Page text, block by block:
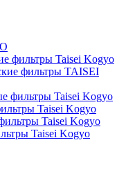
фильтры Taisei Kogyo
фильтры TAISEI
фильтры Taisei Kogyo
Taisei Kogyo
Taisei Kogyo
Taisei Kogyo